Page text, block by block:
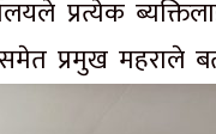
प्रत्येक
प्रमुख महराले